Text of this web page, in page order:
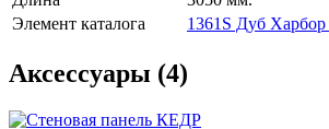
Элемент каталога
1361S Дуб Харбор
Аксессуары (4)